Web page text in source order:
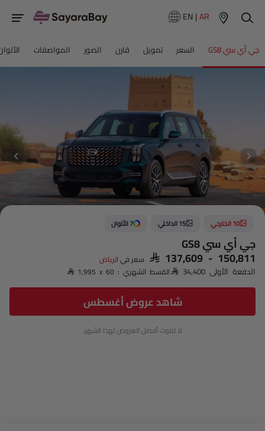
EN|AR
جي أي سي GS8 السعر تمويل قارن الصور المواصفات
10 الخارجي 15 الداخلي 7 الألوان
جي أي سي GS8
SAR 137,609 - 150,811 سعر فيالرياض‎
الدفعة الأولى SAR 34,400 القسط الشهري : SAR 1,995 x 60
شاهد عروض أغسطس
لا تفوت أفضل العروض لهذا الشهر.